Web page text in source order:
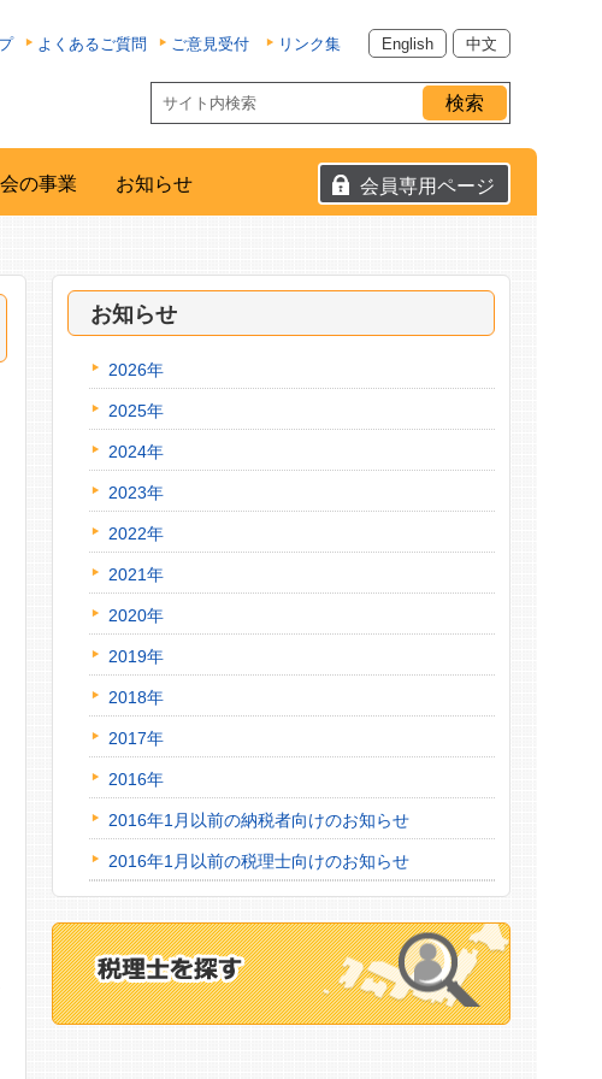
よくあるご質問 ご意見受付 リンク集 English 中文
会員専用ページ
の事業 お知らせ
お知らせ
2026年
2025年
2024年
2023年
2022年
2021年
2020年
2019年
2018年
2017年
2016年
2016年1月以前の納税者向けのお知らせ
2016年1月以前の税理士向けのお知らせ